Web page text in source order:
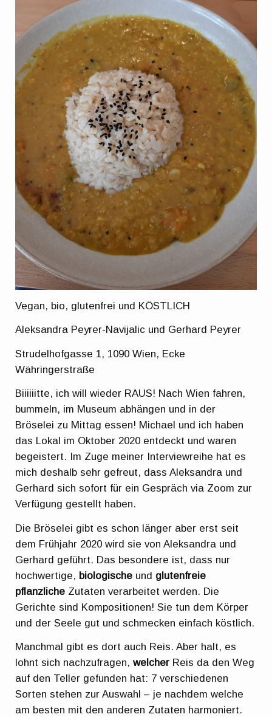
Vegan, bio, glutenfrei und KÖSTLICH
Aleksandra Peyrer-Navijalic und Gerhard Peyrer
Strudelhofgasse 1, 1090 Wien, Ecke
Währingerstraße
Biiiiiitte, ich will wieder RAUS! Nach Wien fahren,
bummeln, im Museum abhängen und in der
Bröselei zu Mittag essen! Michael und ich haben
das Lokal im Oktober 2020 entdeckt und waren
begeistert. Im Zuge meiner Interviewreihe hat es
mich deshalb sehr gefreut, dass Aleksandra und
Gerhard sich sofort für ein Gespräch via Zoom zur
Verfügung gestellt haben.
Die Bröselei gibt es schon länger aber erst seit
dem Frühjahr 2020 wird sie von Aleksandra und
Gerhard geführt. Das besondere ist, dass nur
hochwertige, biologische und glutenfreie
pflanzliche Zutaten verarbeitet werden. Die
Gerichte sind Kompositionen! Sie tun dem Körper
und der Seele gut und schmecken einfach köstlich.
Manchmal gibt es dort auch Reis. Aber halt, es
lohnt sich nachzufragen,welcher Reis da den Weg
auf den Teller gefunden hat: 7 verschiedenen
Sorten stehen zur Auswahl – je nachdem welche
am besten mit den anderen Zutaten harmoniert.